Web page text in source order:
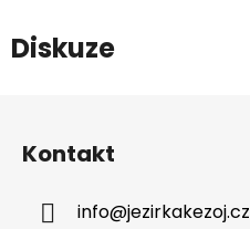
Diskuze
Kontakt
info@jezirkakezoj.cz